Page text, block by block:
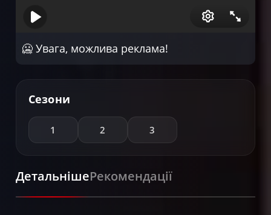
🥶 Увага, можлива реклама!
Сезони
1 2 3
ДетальнішеРекомендації